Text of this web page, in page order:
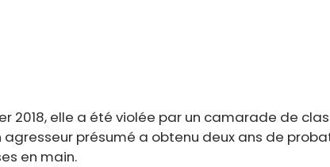
2018, elle a été violée par un camarade de
agresseur présumé a obtenu deux ans de
en main.